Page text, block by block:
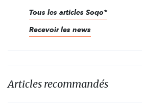
Tous les articles Soqo*
Recevoir les news
Articles recommandés